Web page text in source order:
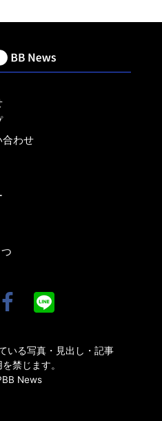
合わせ
いる写真・見出し・記事
禁じます。
News